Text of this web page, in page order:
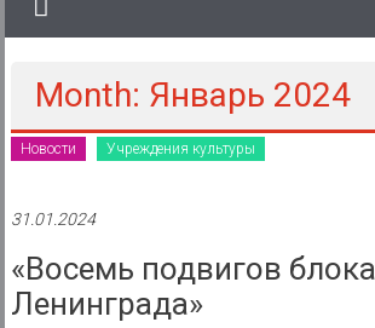
муниципального
района
Муниципальное
казенное
Month: Январь 2024
Новости Учреждения культуры
31.01.2024
«Восемь подвигов
Ленинграда»